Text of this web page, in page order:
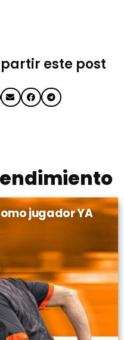
este post
jugador YA